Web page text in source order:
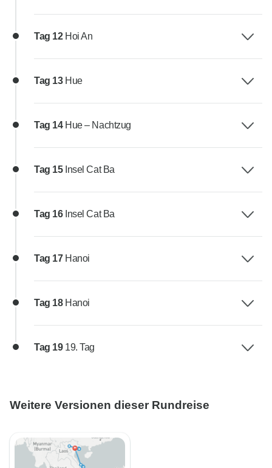
Tag 12 Hoi An
Tag 13 Hue
Tag 14 Hue – Nachtzug
Tag 15 Insel Cat Ba
Tag 16 Insel Cat Ba
Tag 17 Hanoi
Tag 18 Hanoi
Tag 19 19. Tag
Weitere Versionen dieser Rundreise